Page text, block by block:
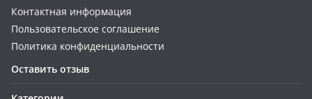
Контактная информация
Пользовательское соглашение
Политика конфиденциальности
Оставить отзыв